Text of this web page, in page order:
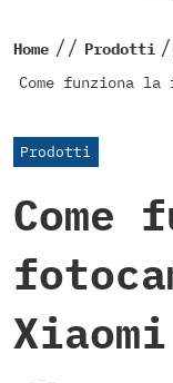
Home // Prodotti
Come funziona la
Prodotti
Come